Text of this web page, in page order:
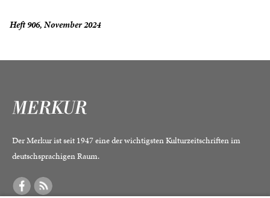
Heft 906, November 2024
Der Merkur ist seit 1947 eine der wichtigsten Kulturzeitschriften im
deutschsprachigen Raum.